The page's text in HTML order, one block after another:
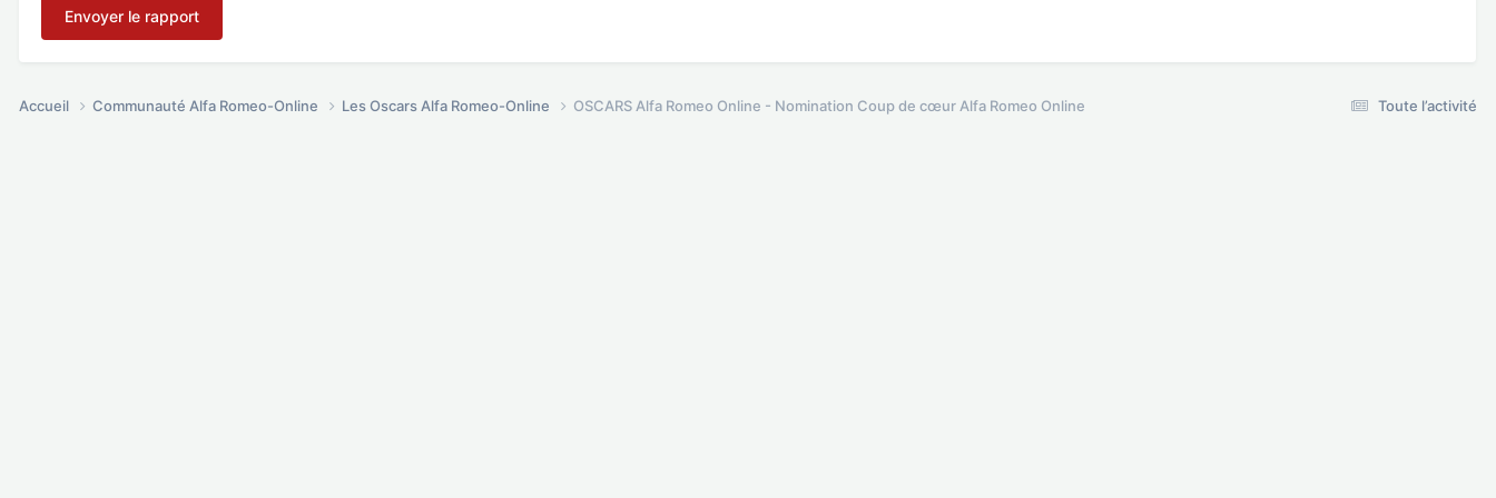
Envoyer le rapport
Toute l’activité
Accueil Communauté Alfa Romeo-Online Les Oscars Alfa Romeo-Online OSCARS Alfa Romeo Online - Nomination Coup de cœur Alfa Romeo Online